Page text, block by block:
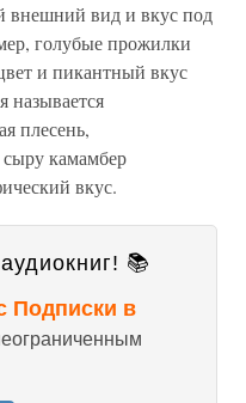
внешний вид и вкус под
голубые прожилки
и пикантный вкус
называется
плесень,
камамбер
вкус.
📚
Подписки в